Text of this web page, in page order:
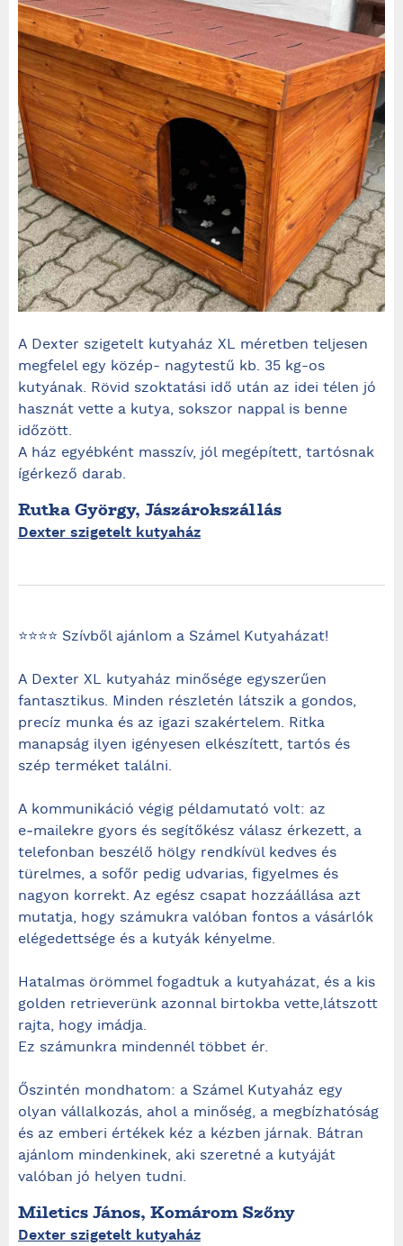
A Dexter szigetelt kutyaház XL méretben teljesen
megfelel egy közép- nagytestű kb. 35 kg-os
kutyának. Rövid szoktatási idő után az idei télen jó
hasznát vette a kutya, sokszor nappal is benne
időzött.
A ház egyébként masszív, jól megépített, tartósnak
ígérkező darab.
Rutka György, Jászárokszállás
Dexter szigetelt kutyaház
⭐️⭐️⭐️⭐️ Szívből ajánlom a Számel Kutyaházat!
A Dexter XL kutyaház minősége egyszerűen
fantasztikus. Minden részletén látszik a gondos,
precíz munka és az igazi szakértelem. Ritka
manapság ilyen igényesen elkészített, tartós és
szép terméket találni.
A kommunikáció végig példamutató volt: az
e‑mailekre gyors és segítőkész válasz érkezett, a
telefonban beszélő hölgy rendkívül kedves és
türelmes, a sofőr pedig udvarias, figyelmes és
nagyon korrekt. Az egész csapat hozzáállása azt
mutatja, hogy számukra valóban fontos a vásárlók
elégedettsége és a kutyák kényelme.
Hatalmas örömmel fogadtuk a kutyaházat, és a kis
golden retrieverünk azonnal birtokba vette,látszott
rajta, hogy imádja.
Ez számunkra mindennél többet ér.
Őszintén mondhatom: a Számel Kutyaház egy
olyan vállalkozás, ahol a minőség, a megbízhatóság
és az emberi értékek kéz a kézben járnak. Bátran
ajánlom mindenkinek, aki szeretné a kutyáját
valóban jó helyen tudni.
Miletics János, Komárom Szőny
Dexter szigetelt kutyaház